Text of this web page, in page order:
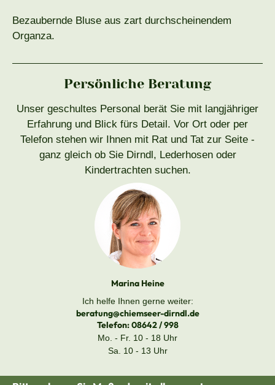
Bezaubernde Bluse aus zart durchscheinendem
Organza.
Persönliche Beratung
Unser geschultes Personal berät Sie mit langjähriger
Erfahrung und Blick fürs Detail. Vor Ort oder per
Telefon stehen wir Ihnen mit Rat und Tat zur Seite -
ganz gleich ob Sie Dirndl, Lederhosen oder
Kindertrachten suchen.
Marina Heine
Ich helfe Ihnen gerne weiter:
beratung@chiemseer-dirndl.de
Telefon:08642 / 998
Mo. - Fr. 10 - 18 Uhr
Sa. 10 - 13 Uhr